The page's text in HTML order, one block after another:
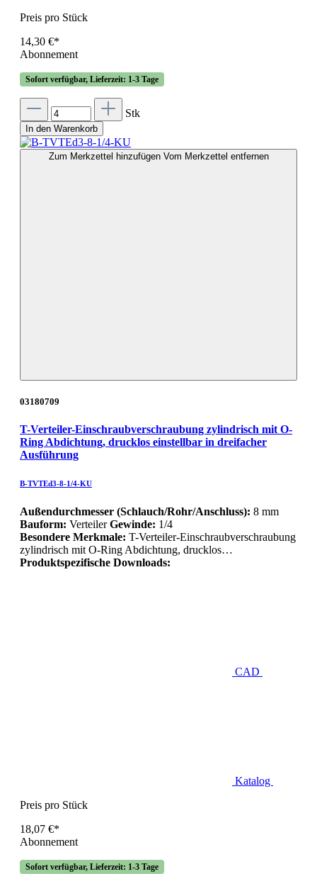
Preis pro Stück
14,30 €*
Abonnement
Sofort verfügbar, Lieferzeit: 1-3 Tage
Stk
In den Warenkorb
Zum Merkzettel hinzufügen Vom Merkzettel entfernen
03180709
T-Verteiler-Einschraubverschraubung zylindrisch mit O-
Ring Abdichtung, drucklos einstellbar in dreifacher
Ausführung
B-TVTEd3-8-1/4-KU
Außendurchmesser (Schlauch/Rohr/Anschluss): 8 mm
Bauform: VerteilerGewinde: 1/4
Besondere Merkmale: T-Verteiler-Einschraubverschraubung
zylindrisch mit O-Ring Abdichtung, drucklos…
Produktspezifische Downloads:
CAD
Katalog
Preis pro Stück
18,07 €*
Abonnement
Sofort verfügbar, Lieferzeit: 1-3 Tage